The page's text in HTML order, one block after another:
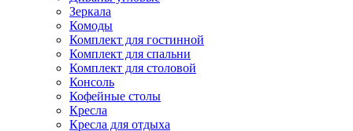
Зеркала
Комоды
Комплект для гостинной
Комплект для спальни
Комплект для столовой
Консоль
Кофейные столы
Кресла
Кресла для отдыха